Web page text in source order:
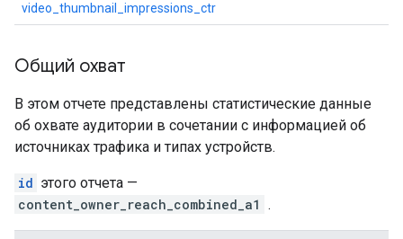
video_thumbnail_impressions_ctr
Общий охват
В этом отчете представлены статистические данные
об охвате аудитории в сочетании с информацией об
источниках трафика и типах устройств.
id этого отчета —
content_owner_reach_combined_a1 .